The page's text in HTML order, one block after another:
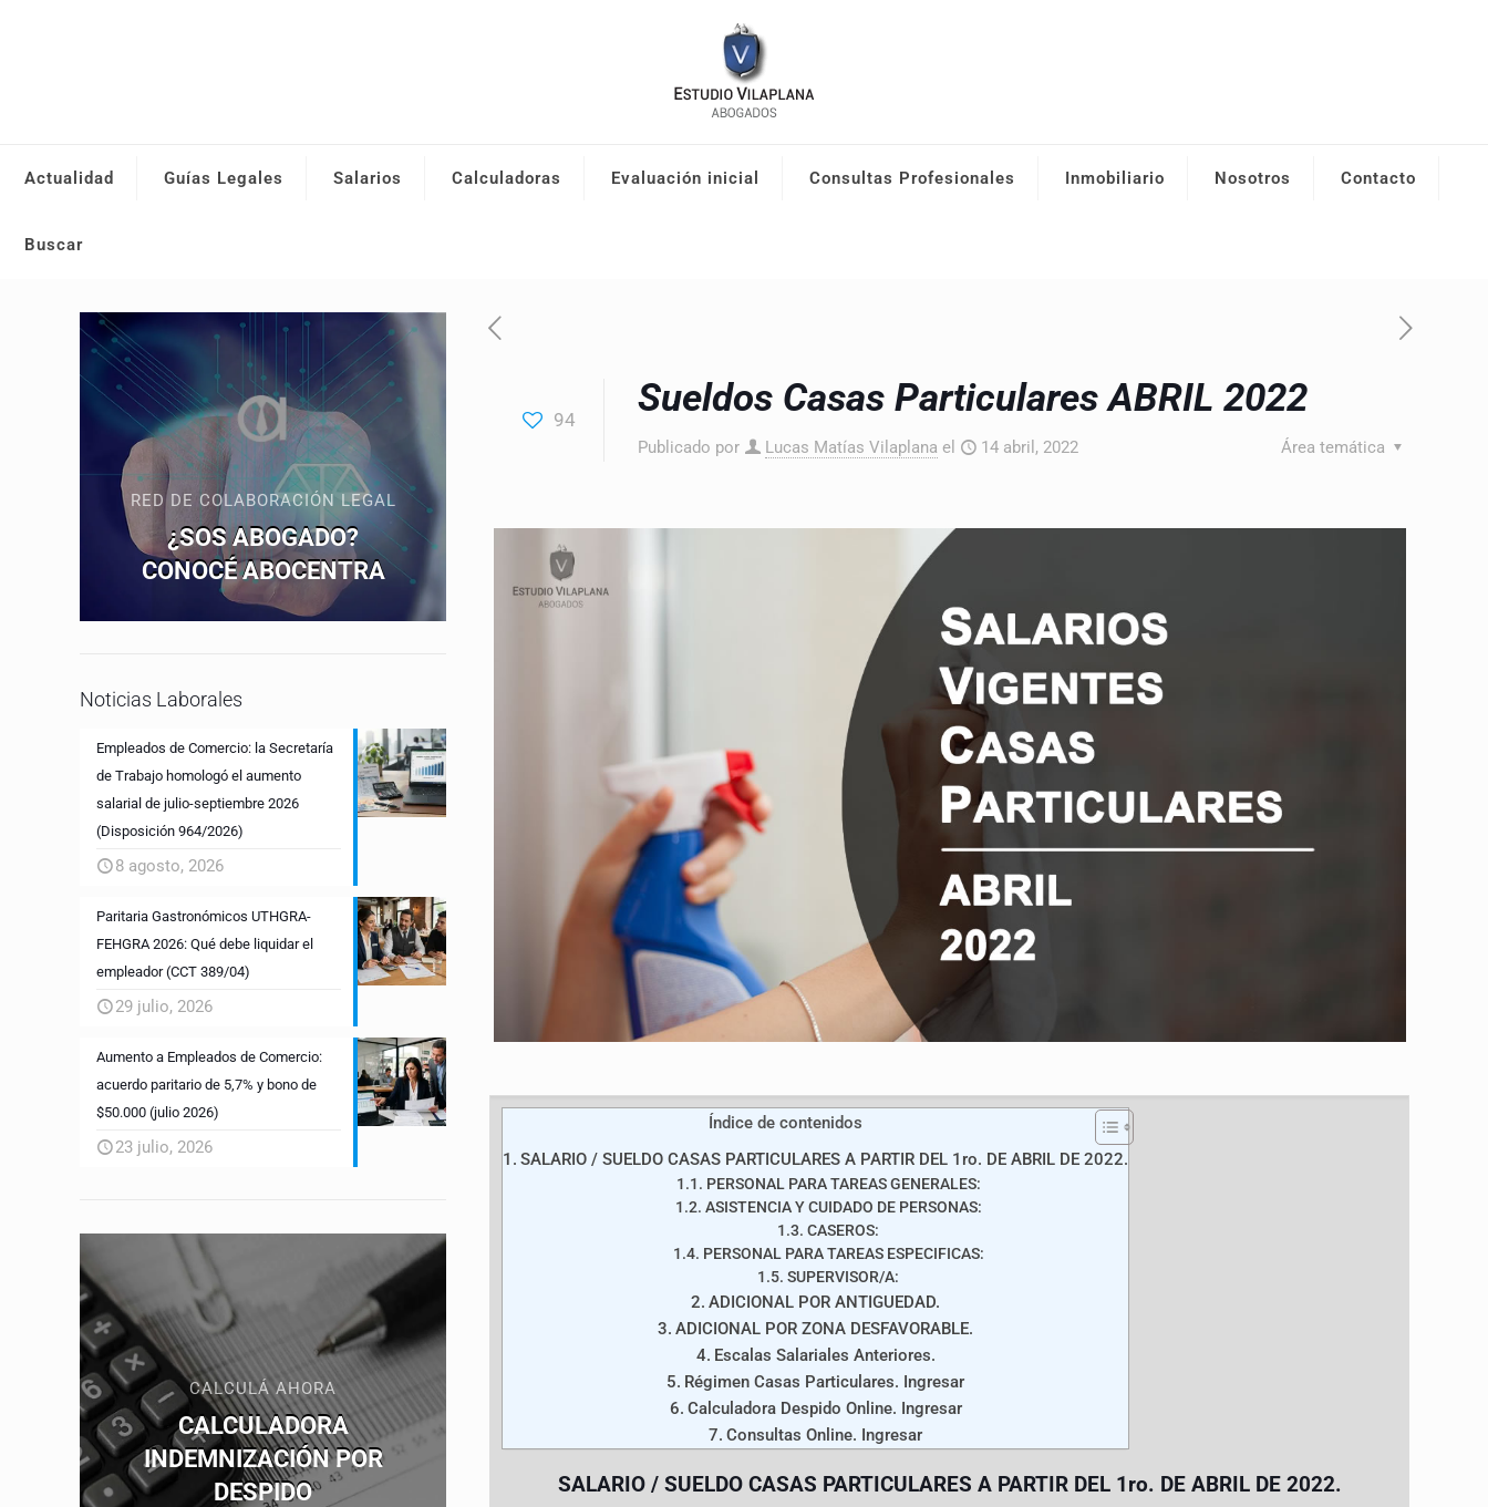
Actualidad Guías Legales Salarios Calculadoras Evaluación inicial Consultas Profesionales Inmobiliario Nosotros Contacto
Buscar
94 Sueldos Casas Particulares ABRIL 2022
Publicado por Lucas Matías Vilaplana el 14 abril, 2022 Área temática
Índice de contenidos
SALARIO / SUELDO CASAS PARTICULARES A PARTIR DEL 1ro. DE ABRIL DE 2022.
PERSONAL PARA TAREAS GENERALES:
ASISTENCIA Y CUIDADO DE PERSONAS:
CASEROS:
PERSONAL PARA TAREAS ESPECIFICAS:
SUPERVISOR/A:
ADICIONAL POR ANTIGUEDAD.
ADICIONAL POR ZONA DESFAVORABLE.
Escalas Salariales Anteriores.
Régimen Casas Particulares. Ingresar
Calculadora Despido Online. Ingresar
Consultas Online. Ingresar
SALARIO / SUELDO CASAS PARTICULARES A PARTIR DEL 1ro. DE ABRIL DE 2022.
RED DE COLABORACIÓN LEGAL
¿SOS ABOGADO?
CONOCÉ ABOCENTRA
Noticias Laborales
Empleados de Comercio: la Secretaría
de Trabajo homologó el aumento
salarial de julio-septiembre 2026
(Disposición 964/2026)
8 agosto, 2026
Paritaria Gastronómicos UTHGRA-
FEHGRA 2026: Qué debe liquidar el
empleador (CCT 389/04)
29 julio, 2026
Aumento a Empleados de Comercio:
acuerdo paritario de 5,7% y bono de
$50.000 (julio 2026)
23 julio, 2026
CALCULÁ AHORA
CALCULADORA
INDEMNIZACIÓN POR
DESPIDO